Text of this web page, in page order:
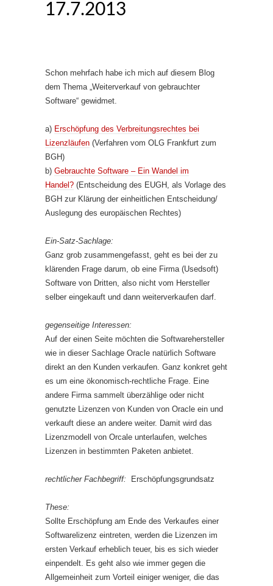
17.7.2013
Schon mehrfach habe ich mich auf diesem Blog
dem Thema „Weiterverkauf von gebrauchter
Software“ gewidmet.
a) Erschöpfung des Verbreitungsrechtes bei
Lizenzläufen (Verfahren vom OLG Frankfurt zum
BGH)
b) Gebrauchte Software – Ein Wandel im
Handel? (Entscheidung des EUGH, als Vorlage des
BGH zur Klärung der einheitlichen Entscheidung/
Auslegung des europäischen Rechtes)
Ein-Satz-Sachlage:
Ganz grob zusammengefasst, geht es bei der zu
klärenden Frage darum, ob eine Firma (Usedsoft)
Software von Dritten, also nicht vom Hersteller
selber eingekauft und dann weiterverkaufen darf.
gegenseitige Interessen:
Auf der einen Seite möchten die Softwarehersteller
wie in dieser Sachlage Oracle natürlich Software
direkt an den Kunden verkaufen. Ganz konkret geht
es um eine ökonomisch-rechtliche Frage. Eine
andere Firma sammelt überzählige oder nicht
genutzte Lizenzen von Kunden von Oracle ein und
verkauft diese an andere weiter. Damit wird das
Lizenzmodell von Orcale unterlaufen, welches
Lizenzen in bestimmten Paketen anbietet.
rechtlicher Fachbegriff: Erschöpfungsgrundsatz
These:
Sollte Erschöpfung am Ende des Verkaufes einer
Softwarelizenz eintreten, werden die Lizenzen im
ersten Verkauf erheblich teuer, bis es sich wieder
einpendelt. Es geht also wie immer gegen die
Allgemeinheit zum Vorteil einiger weniger, die das